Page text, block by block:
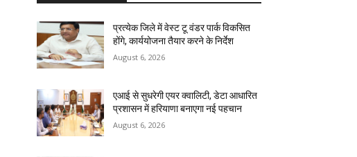
प्रत्येक जिले में वेस्ट टू वंडर पार्क विकसित
होंगे, कार्ययोजना तैयार करने के निर्देश
August 6, 2026
एआई से सुधरेगी एयर क्वालिटी, डेटा आधारित
प्रशासन में हरियाणा बनाएगा नई पहचान
August 6, 2026